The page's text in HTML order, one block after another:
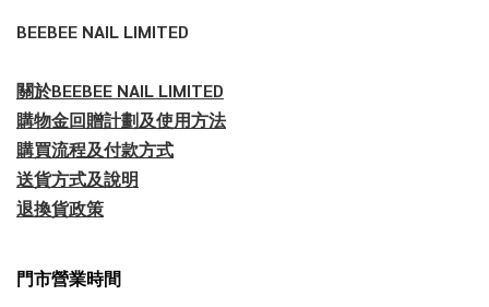
BEEBEE NAIL LIMITED
關於BEEBEE NAIL LIMITED
購物金回贈計劃及使用方法
購買流程及付款方式
送貨方式及說明
退換貨政策
門市營業時間